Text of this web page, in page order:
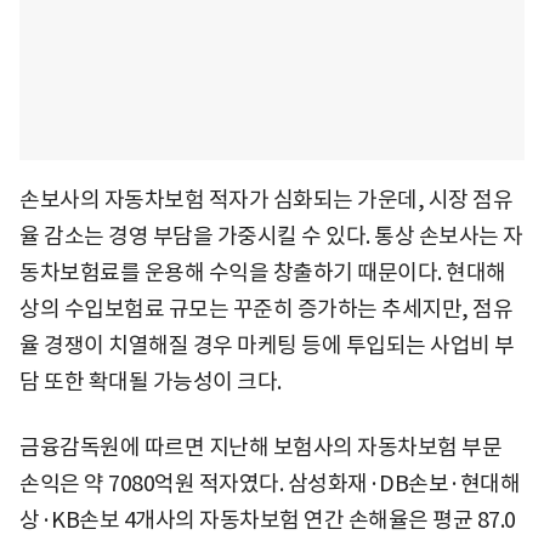
손보사의 자동차보험 적자가 심화되는 가운데, 시장 점유
율 감소는 경영 부담을 가중시킬 수 있다. 통상 손보사는 자
동차보험료를 운용해 수익을 창출하기 때문이다. 현대해
상의 수입보험료 규모는 꾸준히 증가하는 추세지만, 점유
율 경쟁이 치열해질 경우 마케팅 등에 투입되는 사업비 부
담 또한 확대될 가능성이 크다.
금융감독원에 따르면 지난해 보험사의 자동차보험 부문
손익은 약 7080억원 적자였다. 삼성화재·DB손보·현대해
상·KB손보 4개사의 자동차보험 연간 손해율은 평균 87.0